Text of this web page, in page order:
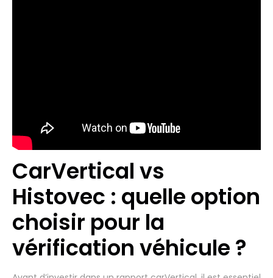
CarVertical vs
Histovec : quelle option
choisir pour la
vérification véhicule ?